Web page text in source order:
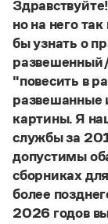
Словари
Правила русской
Русский язык.
для школьников
Письмовник
Справочник по
Словарь-
Справочник по
Азбучные истины
Словарь
Словарь
Правила
(1956)
но на него
бы узнать о
"повесить в
развешанные
картины. Я
службы за
допустимы
сборниках
более
2026 годов